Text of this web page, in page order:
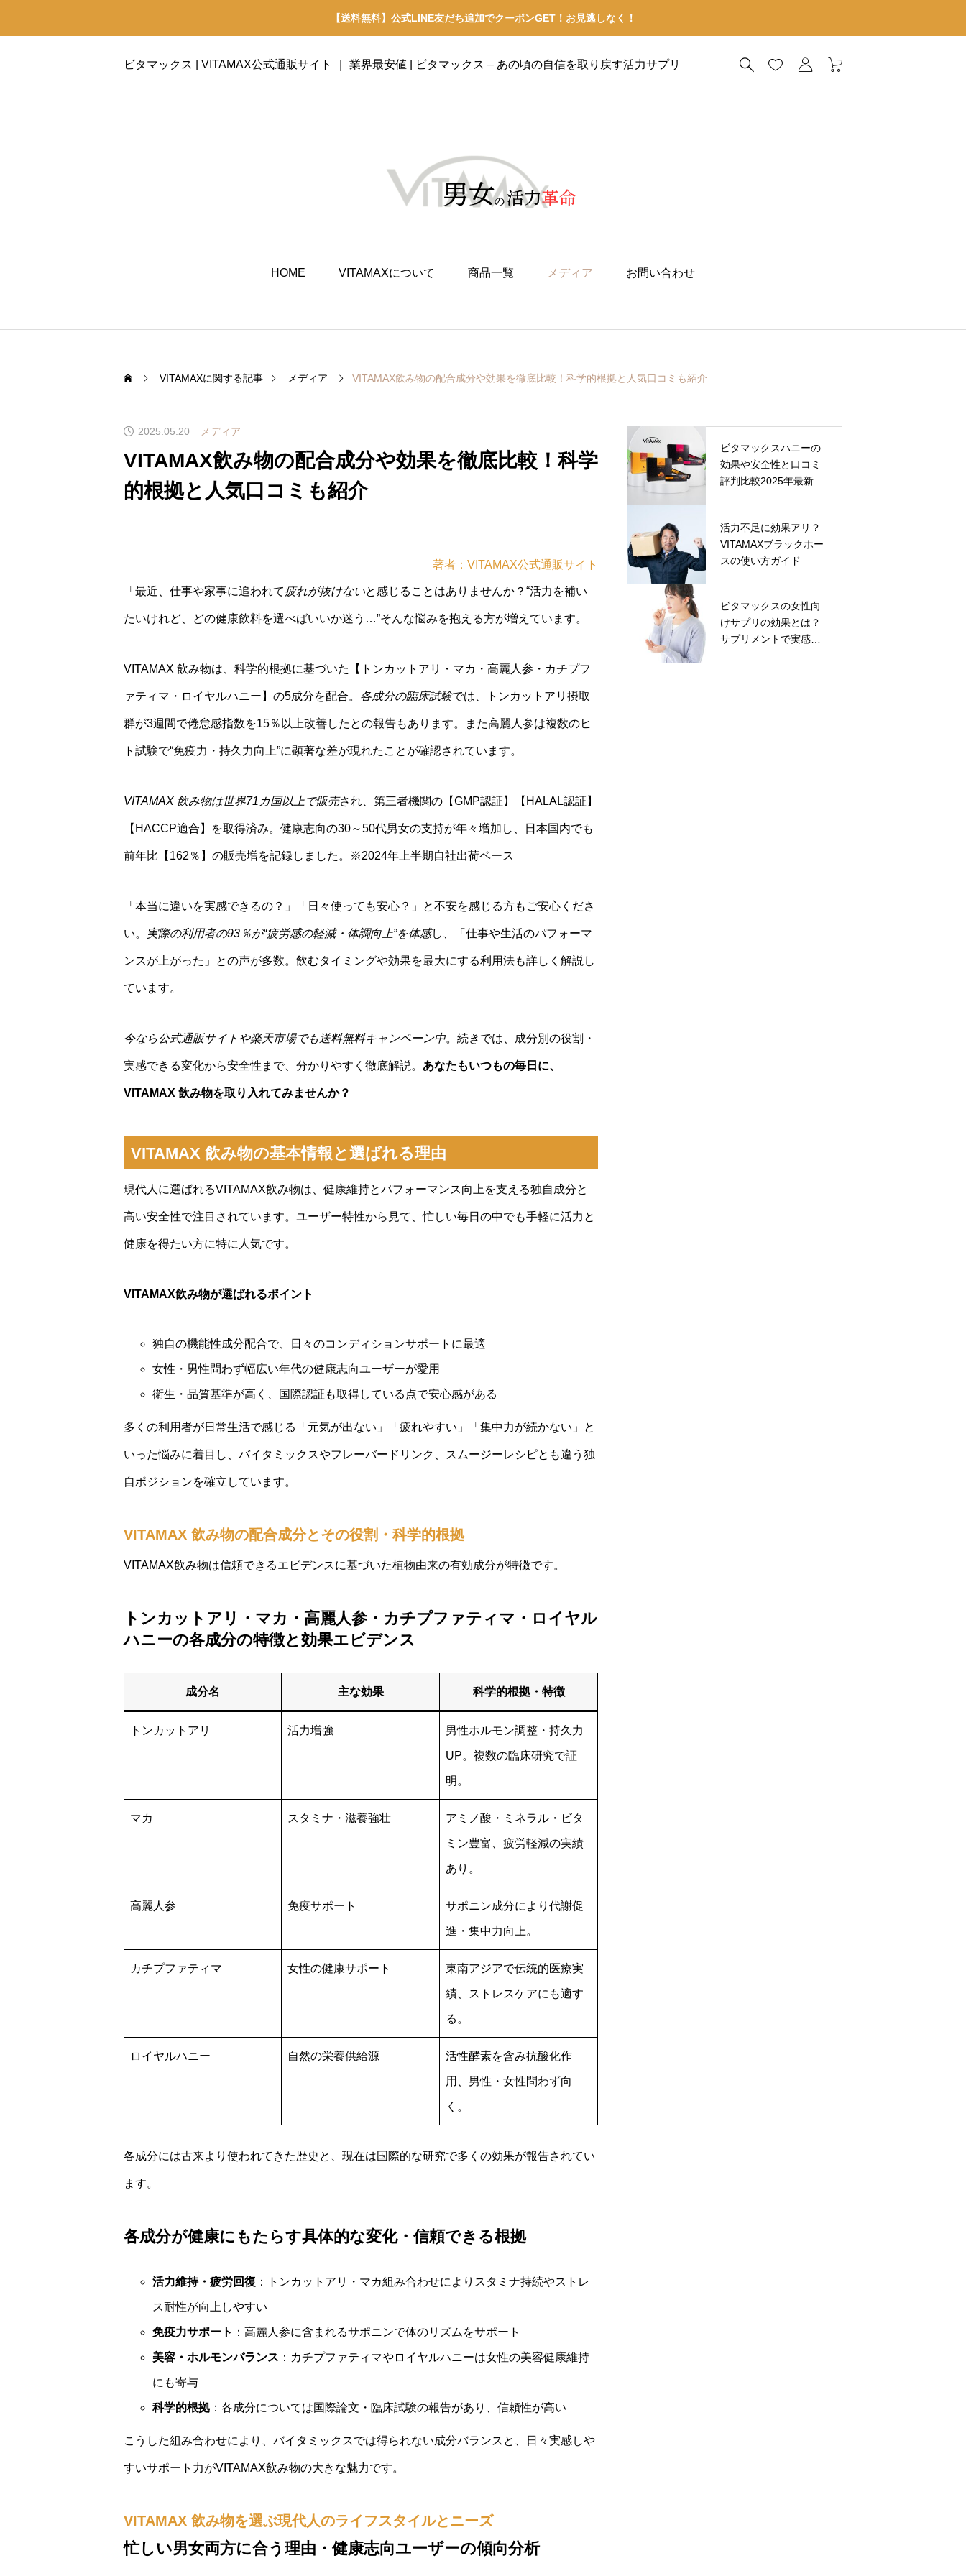
【送料無料】公式LINE友だち追加でクーポンGET！お見逃しなく！
ビタマックス | VITAMAX公式通販サイト ｜ 業界最安値 | ビタマックス – あの頃の自信を取り戻す活力サプリ
HOME VITAMAXについて 商品一覧 メディア お問い合わせ
VITAMAXに関する記事 メディア VITAMAX飲み物の配合成分や効果を徹底比較！科学的根拠と人気口コミも紹介
2025.05.20 メディア
VITAMAX飲み物の配合成分や効果を徹底比較！科学
的根拠と人気口コミも紹介
著者：VITAMAX公式通販サイト
「最近、仕事や家事に追われて疲れが抜けないと感じることはありませんか？“活力を補い
たいけれど、どの健康飲料を選べばいいか迷う…”そんな悩みを抱える方が増えています。
VITAMAX 飲み物は、科学的根拠に基づいた【トンカットアリ・マカ・高麗人参・カチプフ
ァティマ・ロイヤルハニー】の5成分を配合。 各成分の臨床試験では、トンカットアリ摂取
群が3週間で倦怠感指数を15％以上改善したとの報告もあります。また高麗人参は複数のヒ
ト試験で“免疫力・持久力向上”に顕著な差が現れたことが確認されています。
VITAMAX 飲み物は世界71カ国以上で販売され、第三者機関の【GMP認証】【HALAL認証】
【HACCP適合】を取得済み。健康志向の30～50代男女の支持が年々増加し、日本国内でも
前年比【162％】の販売増を記録しました。※2024年上半期自社出荷ベース
「本当に違いを実感できるの？」「日々使っても安心？」と不安を感じる方もご安心くださ
い。 実際の利用者の93％が“疲労感の軽減・体調向上”を体感し、「仕事や生活のパフォーマ
ンスが上がった」との声が多数。飲むタイミングや効果を最大にする利用法も詳しく解説し
ています。
今なら公式通販サイトや楽天市場でも送料無料キャンペーン中。続きでは、成分別の役割・
実感できる変化から安全性まで、分かりやすく徹底解説。 あなたもいつもの毎日に、
VITAMAX 飲み物を取り入れてみませんか？
VITAMAX 飲み物の基本情報と選ばれる理由
現代人に選ばれるVITAMAX飲み物は、健康維持とパフォーマンス向上を支える独自成分と
高い安全性で注目されています。ユーザー特性から見て、忙しい毎日の中でも手軽に活力と
健康を得たい方に特に人気です。
VITAMAX飲み物が選ばれるポイント
独自の機能性成分配合で、日々のコンディションサポートに最適
女性・男性問わず幅広い年代の健康志向ユーザーが愛用
衛生・品質基準が高く、国際認証も取得している点で安心感がある
多くの利用者が日常生活で感じる「元気が出ない」「疲れやすい」「集中力が続かない」と
いった悩みに着目し、バイタミックスやフレーバードリンク、スムージーレシピとも違う独
自ポジションを確立しています。
VITAMAX 飲み物の配合成分とその役割・科学的根拠
VITAMAX飲み物は信頼できるエビデンスに基づいた植物由来の有効成分が特徴です。
トンカットアリ・マカ・高麗人参・カチプファティマ・ロイヤル
ハニーの各成分の特徴と効果エビデンス
成分名 主な効果 科学的根拠・特徴
トンカットアリ 活力増強 男性ホルモン調整・持久力
UP。複数の臨床研究で証
明。
マカ スタミナ・滋養強壮 アミノ酸・ミネラル・ビタ
ミン豊富、疲労軽減の実績
あり。
高麗人参 免疫サポート サポニン成分により代謝促
進・集中力向上。
カチプファティマ 女性の健康サポート 東南アジアで伝統的医療実
績、ストレスケアにも適す
る。
ロイヤルハニー 自然の栄養供給源 活性酵素を含み抗酸化作
用、男性・女性問わず向
く。
各成分には古来より使われてきた歴史と、現在は国際的な研究で多くの効果が報告されてい
ます。
各成分が健康にもたらす具体的な変化・信頼できる根拠
活力維持・疲労回復 ：トンカットアリ・マカ組み合わせによりスタミナ持続やストレ
ス耐性が向上しやすい
免疫力サポート ：高麗人参に含まれるサポニンで体のリズムをサポート
美容・ホルモンバランス ：カチプファティマやロイヤルハニーは女性の美容健康維持
にも寄与
科学的根拠 ：各成分については国際論文・臨床試験の報告があり、信頼性が高い
こうした組み合わせにより、バイタミックスでは得られない成分バランスと、日々実感しや
すいサポート力がVITAMAX飲み物の大きな魅力です。
VITAMAX 飲み物を選ぶ現代人のライフスタイルとニーズ
忙しい男女両方に合う理由・健康志向ユーザーの傾向分析
ビタマックスハニーの
効果や安全性と口コミ
評判比較2025年最新ガ
活力不足に効果アリ？
VITAMAXブラックホー
スの使い方ガイド
ビタマックスの女性向
けサプリの効果とは？
サプリメントで実感す